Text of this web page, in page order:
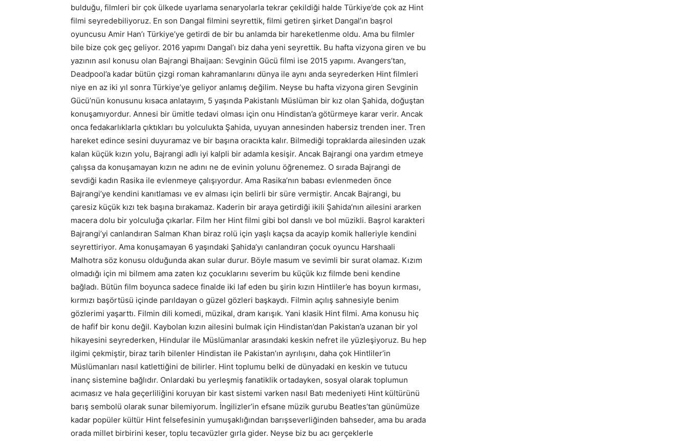
bulduğu, filmleri bir çok ülkede uyarlama senaryolarla tekrar çekildiği halde Türkiye’de çok az Hint
filmi seyredebiliyoruz. En son Dangal filmini seyrettik, filmi getiren şirket Dangal’ın başrol
oyuncusu Amir Han’ı Türkiye’ye getirdi de bir bu anlamda bir hareketlenme oldu. Ama bu filmler
bile bize çok geç geliyor. 2016 yapımı Dangal’ı biz daha yeni seyrettik. Bu hafta vizyona giren ve bu
yazının asıl konusu olan Bajrangi Bhaijaan: Sevginin Gücü filmi ise 2015 yapımı. Avangers’tan,
Deadpool’a kadar bütün çizgi roman kahramanlarını dünya ile aynı anda seyrederken Hint filmleri
niye en az iki yıl sonra Türkiye’ye geliyor anlamış değilim. Neyse bu hafta vizyona giren Sevginin
Gücü’nün konusunu kısaca anlatayım, 5 yaşında Pakistanlı Müslüman bir kız olan Şahida, doğuştan
konuşamıyordur. Annesi bir ümitle tedavi olması için onu Hindistan’a götürmeye karar verir. Ancak
onca fedakarlıklarla çıktıkları bu yolculukta Şahida, uyuyan annesinden habersiz trenden iner. Tren
hareket edince sesini duyuramaz ve bir başına oracıkta kalır. Bilmediği topraklarda ailesinden uzak
kalan küçük kızın yolu, Bajrangi adlı iyi kalpli bir adamla kesişir. Ancak Bajrangi ona yardım etmeye
çalışsa da konuşamayan kızın ne adını ne de evinin yolunu öğrenemez. O sırada Bajrangi de
sevdiği kadın Rasika ile evlenmeye çalışıyordur. Ama Rasika’nın babası evlenmeden önce
Bajrangi’ye kendini kanıtlaması ve ev alması için belirli bir süre vermiştir. Ancak Bajrangi, bu
çaresiz küçük kızı tek başına bırakamaz. Kaderin bir araya getirdiği ikili Şahida’nın ailesini ararken
macera dolu bir yolculuğa çıkarlar. Film her Hint filmi gibi bol danslı ve bol müzikli. Başrol karakteri
Bajrangi’yi canlandıran Salman Khan biraz rolü için yaşlı kaçsa da acayip komik halleriyle kendini
seyrettiriyor. Ama konuşamayan 6 yaşındaki Şahida’yı canlandıran çocuk oyuncu Harshaali
Malhotra söz konusu olduğunda akan sular durur. Böyle masum ve sevimli bir surat olamaz. Kızım
olmadığı için mi bilmem ama zaten kız çocuklarını severim bu küçük kız filmde beni kendine
bağladı. Bütün film boyunca sadece finalde iki laf eden bu şirin kızın Hintliler’e has boyun kırması,
kırmızı başörtüsü içinde parıldayan o güzel gözleri başkaydı. Filmin açılış sahnesiyle benim
gözlerimi yaşarttı. Filmin dili komedi, müzikal, dram karışık. Yani klasik Hint filmi. Ama konusu hiç
de hafif bir konu değil. Kaybolan kızın ailesini bulmak için Hindistan’dan Pakistan’a uzanan bir yol
hikayesini seyrederken, Hindular ile Müslümanlar arasındaki keskin nefret ile yüzleşiyoruz. Bu hep
ilgimi çekmiştir, biraz tarih bilenler Hindistan ile Pakistan’ın ayrılışını, daha çok Hintliler’in
Müslümanları nasıl katlettiğini de bilirler. Hint toplumu belki de dünyadaki en keskin ve tutucu
inanç sistemine bağlıdır. Onlardaki bu yerleşmiş fanatiklik ortadayken, sosyal olarak toplumun
acımasız ve hala geçerliliğini koruyan bir kast sistemi varken nasıl Batı medeniyeti Hint kültürünü
barış sembolü olarak sunar bilemiyorum. İngilizler’in efsane müzik gurubu Beatles’tan günümüze
kadar popüler kültür Hint felsefesinin yumuşaklığından barışseverliğinden bahseder, ama bu arada
orada millet birbirini keser, toplu tecavüzler gırla gider. Neyse biz bu acı gerçeklerle